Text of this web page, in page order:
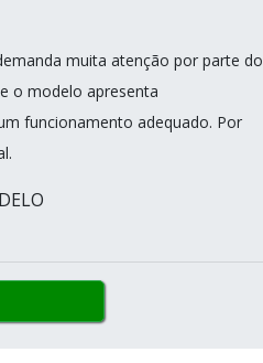
muita atenção por parte do
o modelo apresenta
funcionamento adequado. Por